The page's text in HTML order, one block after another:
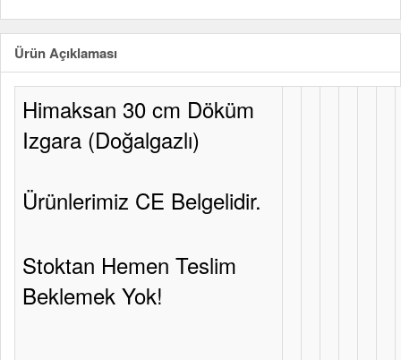
Ürün Açıklaması
Himaksan 30 cm Döküm
Izgara (Doğalgazlı)
Ürünlerimiz CE Belgelidir.
Stoktan Hemen Teslim
Beklemek Yok!